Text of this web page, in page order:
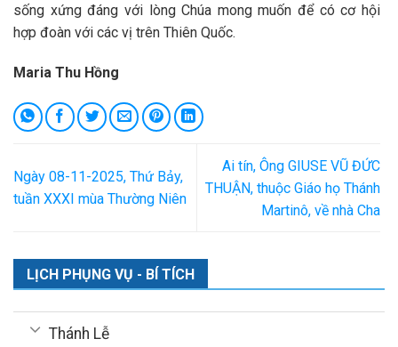
sống xứng đáng với lòng Chúa mong muốn để có cơ hội
hợp đoàn với các vị trên Thiên Quốc.
Maria Thu Hồng
Ngày 08-11-2025, Thứ Bảy,
tuần XXXI mùa Thường Niên
Ai tín, Ông GIUSE VŨ ĐỨC
THUẬN, thuộc Giáo họ Thánh
Martinô, về nhà Cha
LỊCH PHỤNG VỤ - BÍ TÍCH
Thánh Lễ